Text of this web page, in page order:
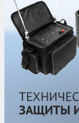
оборудование
Контроль
Каталог/
Adventure
JJ-